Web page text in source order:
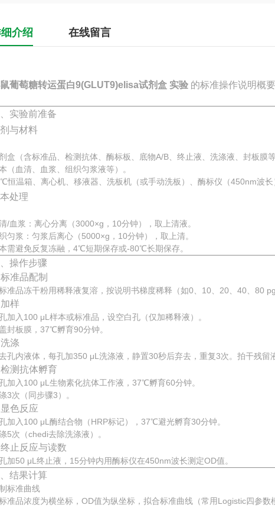
介绍 在线留言
葡萄糖转运蛋白9(GLUT9)elisa试剂盒 实验 的标准操作说明概
实验前准备
与材料
盒（含标准品、检测抗体、酶标板、底物A/B、终止液、洗涤液、封板膜等
（血清、血浆、组织匀浆液等）。
恒温箱、离心机、移液器、洗板机（或手动洗板）、酶标仪（450nm波长
处理
/血浆：离心分离（3000×g，10分钟），取上清液。
匀浆：匀浆后离心（5000×g，10分钟），取上清。
需避免反复冻融，4℃短期保存或-80℃长期保存。
操作步骤
准品配制
准品冻干粉用稀释液复溶，按说明书梯度稀释（如0、10、20、40、80
样
加入100 μL样本或标准品，设空白孔（仅加稀释液）。
封板膜，37℃孵育90分钟。
涤
孔内液体，每孔加350 μL洗涤液，静置30秒后弃去，重复3次。拍干残留
测抗体孵育
加入100 μL生物素化抗体工作液，37℃孵育60分钟。
3次（同步骤3）。
色反应
加入100 μL酶结合物（HRP标记），37℃避光孵育30分钟。
5次（chedi去除洗涤液）。
止反应与读数
加50 μL终止液，15分钟内用酶标仪在450nm波长测定OD值。
结果计算
标准曲线
准品浓度为横坐标，OD值为纵坐标，拟合标准曲线（常用Logistic四参数